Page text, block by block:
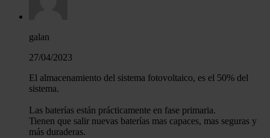
galan
27/04/2023
El almacenamiento del sistema fotovoltaico, es el 50% del
sistema.
Las baterías están prácticamente en fase primaria.
Tienen que salir nuevas baterías mas capaces, mas seguras y
más duraderas.